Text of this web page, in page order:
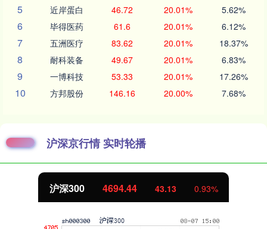
5 近岸蛋白 46.72 20.01% 5.62%
6 毕得医药 61.6 20.01% 6.12%
7 五洲医疗 83.62 20.01% 18.37%
8 耐科装备 49.67 20.01% 6.83%
9 一博科技 53.33 20.01% 17.26%
10 方邦股份 146.16 20.00% 7.68%
沪深京行情 实时轮播
沪深300 4694.44 43.13 0.93%